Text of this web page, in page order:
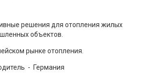
решения для отопления жилых
объектов.
рынке отопления.
- Германия